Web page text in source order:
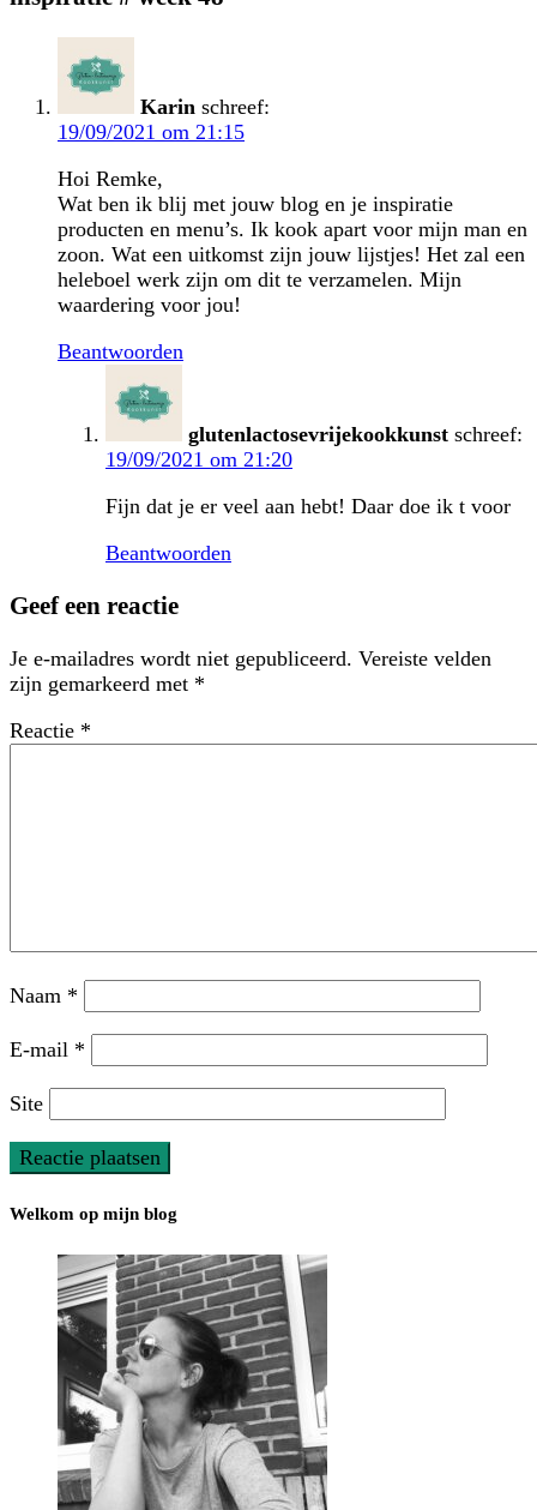
Karin schreef:
19/09/2021 om 21:15
Hoi Remke,
Wat ben ik blij met jouw blog en je inspiratie
producten en menu’s. Ik kook apart voor mijn man en
zoon. Wat een uitkomst zijn jouw lijstjes! Het zal een
heleboel werk zijn om dit te verzamelen. Mijn
waardering voor jou!
Beantwoorden
glutenlactosevrijekookkunst schreef:
19/09/2021 om 21:20
Fijn dat je er veel aan hebt! Daar doe ik t voor
Beantwoorden
Geef een reactie
Je e-mailadres wordt niet gepubliceerd. Vereiste velden
zijn gemarkeerd met *
Reactie *
Naam *
E-mail *
Site
Welkom op mijn blog